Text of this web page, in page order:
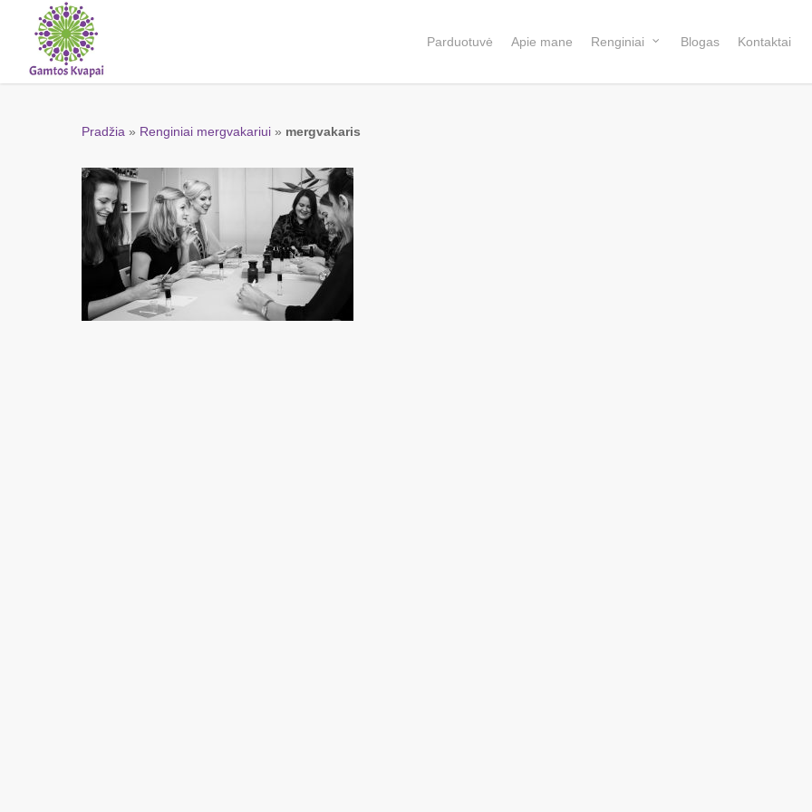
content
Parduotuvė Apie mane Renginiai Blogas Kontaktai
Pradžia » Renginiai mergvakariui » mergvakaris